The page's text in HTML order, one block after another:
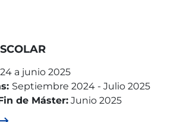
a junio 2025
Septiembre 2024 - Julio 2025
de Máster: Junio 2025